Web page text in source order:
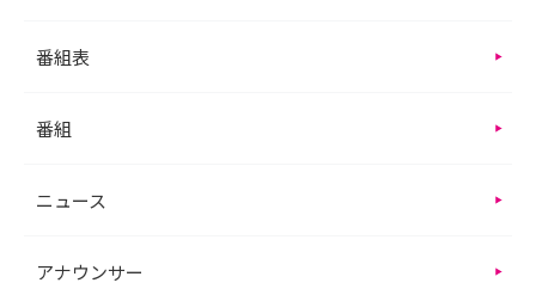
番組表
番組
ニュース
アナウンサー